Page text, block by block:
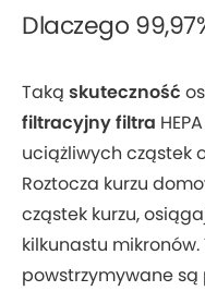
Dlaczego
Taką skuteczność
filtracyjny filtra
uciążliwych cząstek
Roztocza kurzu
cząstek kurzu,
kilkunastu mikronów.
powstrzymywane są